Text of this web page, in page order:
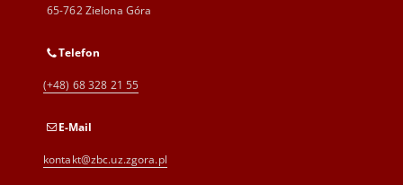
65-762 Zielona Góra
Telefon
(+48) 68 328 21 55
E-Mail
kontakt@zbc.uz.zgora.pl